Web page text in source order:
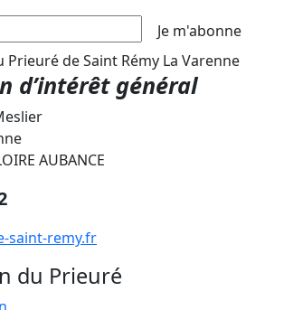
Je m'abonne
d’intérêt général
AUBANCE
saint-remy.fr
du Prieuré